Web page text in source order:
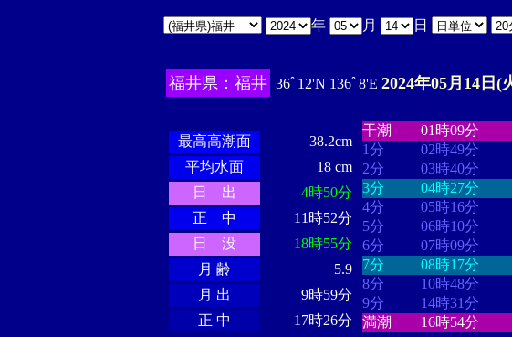
年 月 日
福井県：福井 36ﾟ12'N 136ﾟ8'E 2024年05月14日(
最高高潮面
38.2cm
平均水面
18 cm
日 出
4時50分
正 中
11時52分
日 没
18時55分
月 齢
5.9
月 出
9時59分
正 中
17時26分
干潮
01時09分
1分
02時49分
2分
03時40分
3分
04時27分
4分
05時16分
5分
06時10分
6分
07時09分
7分
08時17分
8分
10時48分
9分
14時31分
満潮
16時54分